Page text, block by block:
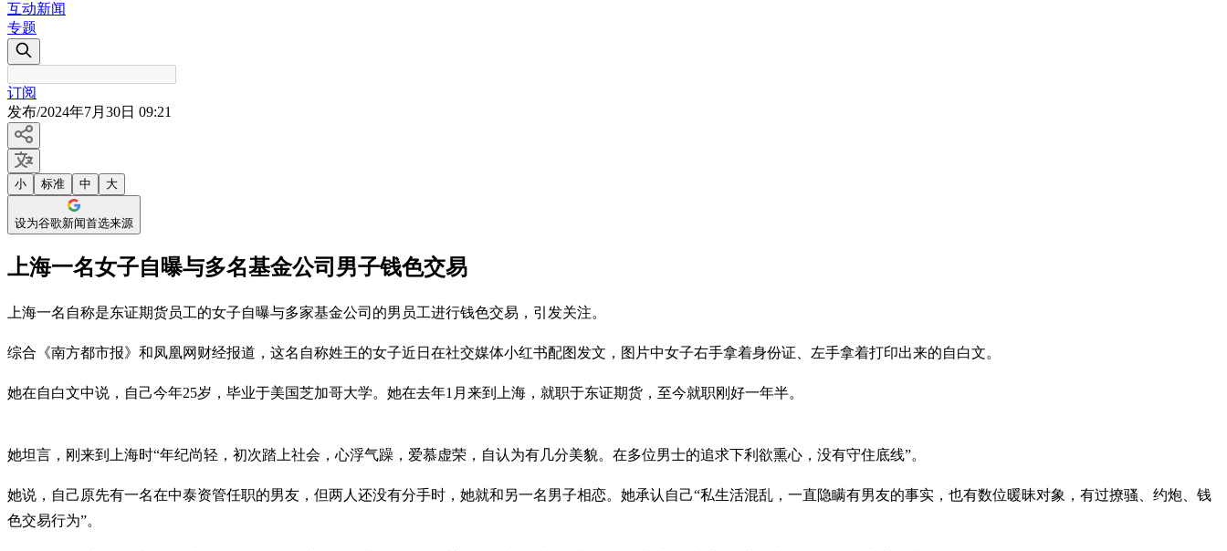
互动新闻
专题
订阅
发布/2024年7月30日 09:21
小 标准 中 大
设为谷歌新闻首选来源
上海一名女子自曝与多名基金公司男子钱色交易
上海一名自称是东证期货员工的女子自曝与多家基金公司的男员工进行钱色交易，引发关注。
综合《南方都市报》和凤凰网财经报道，这名自称姓王的女子近日在社交媒体小红书配图发文，图片中女子右手拿着身份证、左手拿着打印出来的自白文。
她在自白文中说，自己今年25岁，毕业于美国芝加哥大学。她在去年1月来到上海，就职于东证期货，至今就职刚好一年半。
她坦言，刚来到上海时“年纪尚轻，初次踏上社会，心浮气躁，爱慕虚荣，自认为有几分美貌。在多位男士的追求下利欲熏心，没有守住底线”。
她说，自己原先有一名在中泰资管任职的男友，但两人还没有分手时，她就和另一名男子相恋。她承认自己“私生活混乱，一直隐瞒有男友的事实，也有数位暖昧对象，有过撩骚、约炮、钱
色交易行为”。